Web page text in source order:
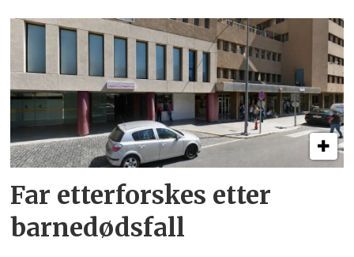
Far etterforskes etter
barnedødsfall